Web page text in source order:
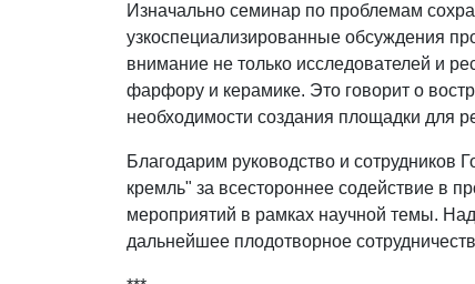
Изначально семинар по проблемам
узкоспециализированные обсуждения
внимание не только исследователей и
фарфору и керамике. Это говорит о
необходимости создания площадки для
Благодарим руководство и сотрудников
кремль" за всестороннее содействие в
мероприятий в рамках научной темы.
дальнейшее плодотворное